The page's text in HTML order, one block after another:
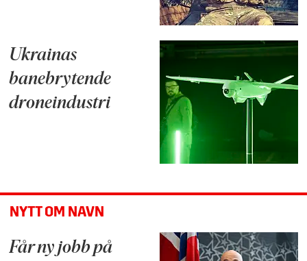
Ukrainas
banebrytende
droneindustri
NYTT OM NAVN
Får ny jobb på